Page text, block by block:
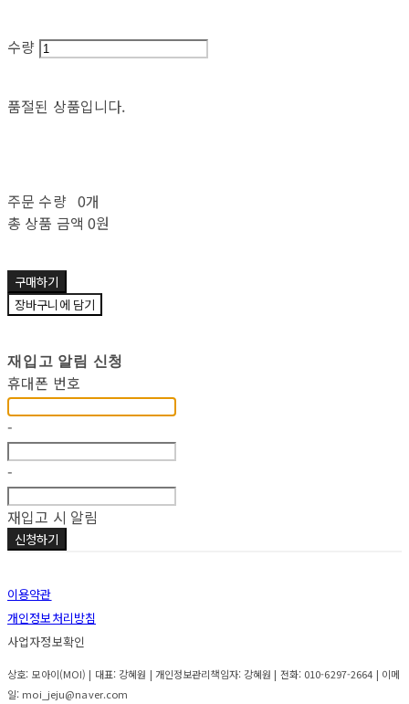
수량
품절된 상품입니다.
주문 수량 0개
총 상품 금액 0원
구매하기
장바구니에 담기
재입고 알림 신청
휴대폰 번호
-
-
재입고 시 알림
신청하기
이용약관
개인정보처리방침
사업자정보확인
상호: 모아이(MOI) | 대표: 강혜원 | 개인정보관리책임자: 강혜원 | 전화: 010-6297-2664 | 이메
일: moi_jeju@naver.com